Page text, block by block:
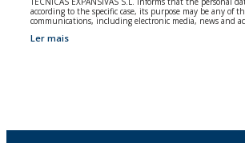
according to the specific case, its purpose may be any
communications, including electronic media, news and
The data in our files are strictly confidential and shall
The user may at any time exercise their rights of
Ler mais